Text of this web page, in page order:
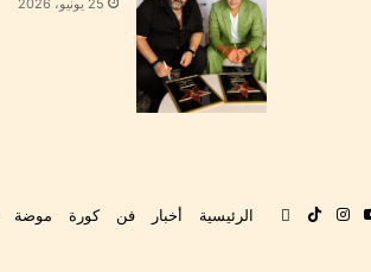
الرئيسية أخبار فن كورة موضة ‫YouTubeانستقرام‫TikTokتواصل